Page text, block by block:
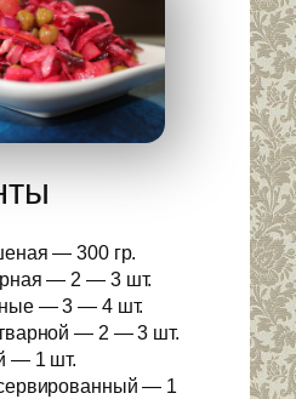
— 300 гр.
— 2 — 3 шт.
— 3 — 4 шт.
— 2 — 3 шт.
— 1 шт.
— 1